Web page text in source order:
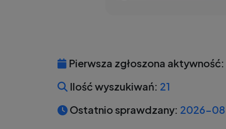
Pierwsza zgłoszona aktywność:
Ilość wyszukiwań: 21
Ostatnio sprawdzany: 2026-